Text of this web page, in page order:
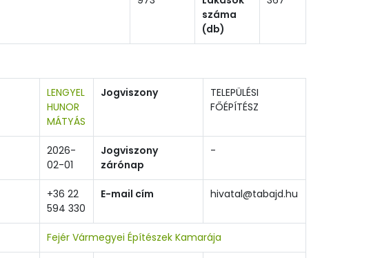
száma
(db)
LENGYEL
HUNOR
MÁTYÁS
Jogviszony
TELEPÜLÉSI
FŐÉPÍTÉSZ
2026-
02-01
Jogviszony
zárónap
-
+36 22
594 330
E-mail cím hivatal@tabajd.hu
Fejér Vármegyei Építészek Kamarája